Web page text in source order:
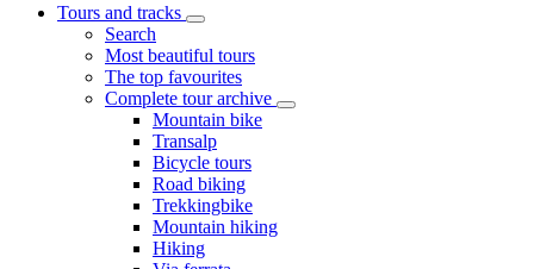
Tours and tracks
Search
Most beautiful tours
The top favourites
Complete tour archive
Mountain bike
Transalp
Bicycle tours
Road biking
Trekkingbike
Mountain hiking
Hiking